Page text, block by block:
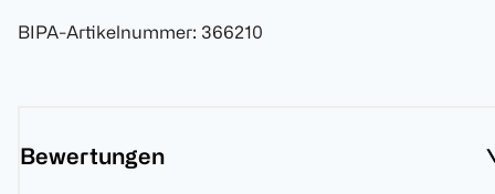
BIPA-Artikelnummer: 366210
Bewertungen